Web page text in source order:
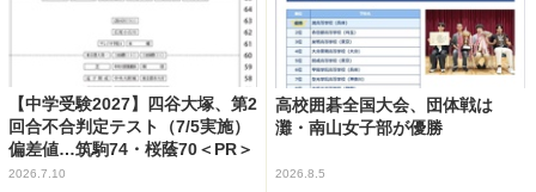
【中学受験2027】四谷大塚、第2
回合不合判定テスト（7/5実施）
偏差値…筑駒74・桜蔭70＜PR＞
2026.7.10
高校囲碁全国大会、団体戦は
灘・南山女子部が優勝
2026.8.5